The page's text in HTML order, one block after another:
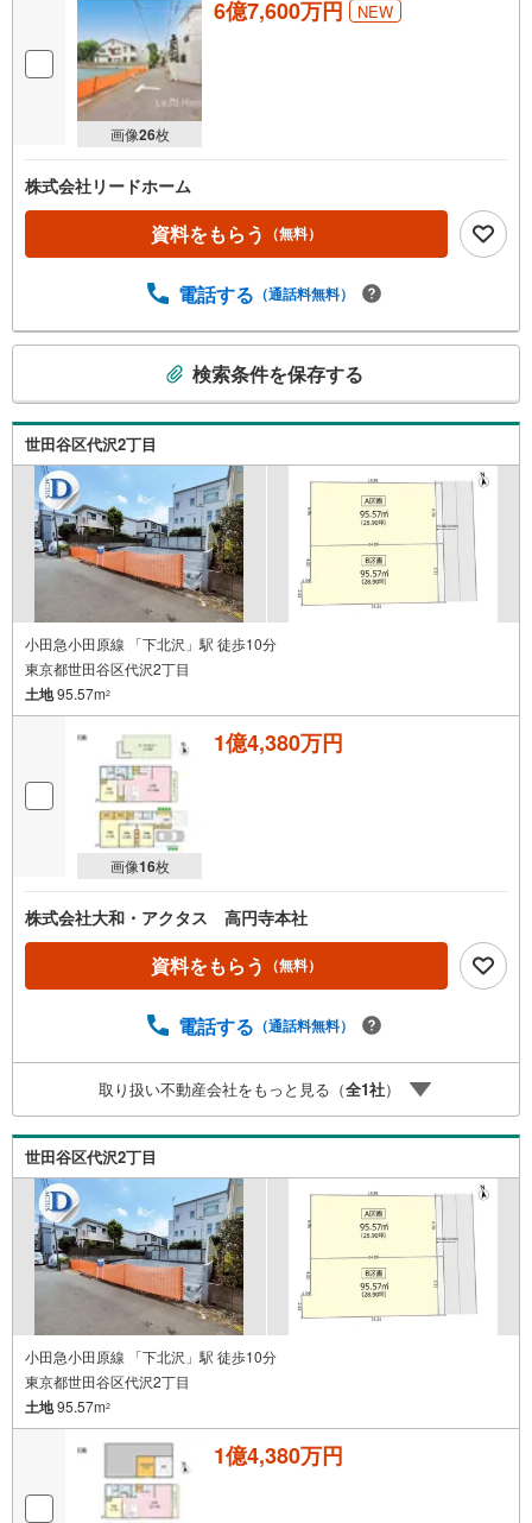
画像26枚
6億7,600万円 NEW
株式会社リードホーム
資料をもらう （無料）
電話する （通話料無料）
検
索
条
受
け
取
る
・
を
ー
ジ
保
る
検索条件を保存する
世田谷区代沢2丁目
小田急小田原線 「下北沢」駅 徒歩10分
東京都世田谷区代沢2丁目
土地95.57m2
画像16枚
1億4,380万円
株式会社大和・アクタス 高円寺本社
資料をもらう （無料）
電話する （通話料無料）
取り扱い不動産会社をもっと見る（全1社）
世田谷区代沢2丁目
小田急小田原線 「下北沢」駅 徒歩10分
東京都世田谷区代沢2丁目
土地95.57m2
1億4,380万円